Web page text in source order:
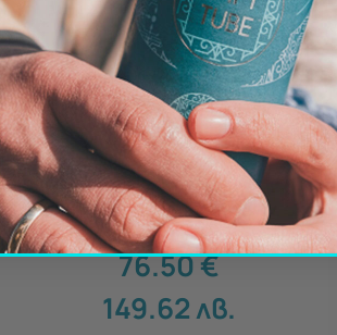
Ритуал за тяло и лице Сияние
76.50€
149.62лв.